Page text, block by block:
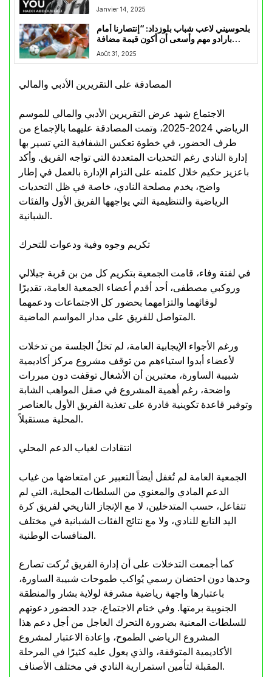
Janvier 14, 2025
بلحوسيني لاعب شباب بلوزداد: “إنتصارنا أمام
بارادو مهم وأسعى أن أكون قيمة مضافة
للفريق”
Août 31, 2025
المصادقة على التقريرين الأدبي والمالي
الاجتماع شهد عرض التقريرين الأدبي والمالي للموسم
الرياضي 2024-2025، وتمت المصادقة عليهما بالإجماع من
طرف الحضور، في خطوة تعكس الشفافية التي تسير بها
إدارة النادي رغم التحديات المتعددة التي تواجه الفريق. وأكد
باعزيز حكيم خلال كلمته على التزام الإدارة بالعمل في إطار
واضح، يخدم مصلحة النادي، خاصة في ظل التحديات
الرياضية والتنظيمية التي يواجهها الفريق الأول والفئات
الشبانية.
تكريم وجوه وفية ودعوات للتحرك
في لفتة وفاء، قامت الجمعية بتكريم كل من بن قربة جيلالي
وروكبي مصطفى، أحد أقدم أعضاء الجمعية العامة، تقديرًا
لوفائهما والتزامهما بحضور كل الاجتماعات ودعمهما
المتواصل للفريق على مدار المواسم الماضية.
ورغم الأجواء الإيجابية العامة، لم تخلُ الجلسة من تدخلات
لأعضاء أبدوا استياءهم من توقف مشروع مركز أكاديمية
شبيبة الساورة، معتبرين أن الأشغال توقفت دون مبررات
واضحة، رغم أهمية المشروع في صقل المواهب الشابة
وتوفير قاعدة تكوينية قادرة على تغذية الفريق الأول بالعناصر
المحلية مستقبلاً.
انتقادات لغياب الدعم المحلي
الجمعية العامة لم تُغفل أيضاً التعبير عن امتعاضها من غياب
الدعم المادي والمعنوي من السلطات المحلية، التي لم
تتفاعل، حسب المتدخلين، لا مع الإنجاز التاريخي لفريق كرة
اليد التابع للنادي، ولا مع نتائج الفئات الشبانية في مختلف
المنافسات الوطنية.
كما أجمعت التدخلات على أن إدارة الفريق تُركت تصارع
وحدها دون احتضان رسمي يُواكب طموحات شبيبة الساورة،
باعتبارها واجهة رياضية مشرفة لولاية بشار والمنطقة
الجنوبية برمتها. وفي ختام الاجتماع، جدد الحضور دعوتهم
للسلطات المعنية بضرورة التحرك العاجل من أجل دعم هذا
المشروع الرياضي الطموح، وإعادة الاعتبار لمشروع
الأكاديمية المتوقفة، والذي يعول عليه كثيرًا في المرحلة
المقبلة لتأمين استمرارية النادي في مختلف الأصناف.